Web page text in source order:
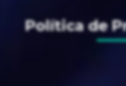
Política de